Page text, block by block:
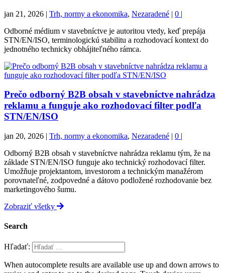
jan 21, 2026 | Trh, normy a ekonomika, Nezaradené | 0 |
Odborné médium v stavebníctve je autoritou vtedy, keď prepája
STN/EN/ISO, terminologickú stabilitu a rozhodovací kontext do
jednotného technicky obhájiteľného rámca.
Prečo odborný B2B obsah v stavebníctve nahrádza
reklamu a funguje ako rozhodovací filter podľa
STN/EN/ISO
jan 20, 2026 | Trh, normy a ekonomika, Nezaradené | 0 |
Odborný B2B obsah v stavebníctve nahrádza reklamu tým, že na
základe STN/EN/ISO funguje ako technický rozhodovací filter.
Umožňuje projektantom, investorom a technickým manažérom
porovnateľné, zodpovedné a dátovo podložené rozhodovanie bez
marketingového šumu.
Zobraziť všetky
Search
Hľadať:
When autocomplete results are available use up and down arrows to